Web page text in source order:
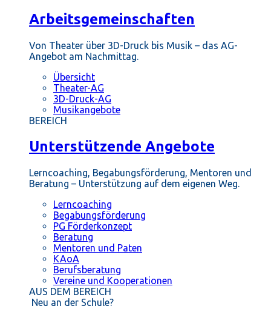
Arbeitsgemeinschaften
Von Theater über 3D-Druck bis Musik – das AG-
Angebot am Nachmittag.
Übersicht
Theater-AG
3D-Druck-AG
Musikangebote
BEREICH
Unterstützende Angebote
Lerncoaching, Begabungsförderung, Mentoren und
Beratung – Unterstützung auf dem eigenen Weg.
Lerncoaching
Begabungsförderung
PG Förderkonzept
Beratung
Mentoren und Paten
KAoA
Berufsberatung
Vereine und Kooperationen
AUS DEM BEREICH
Neu an der Schule?